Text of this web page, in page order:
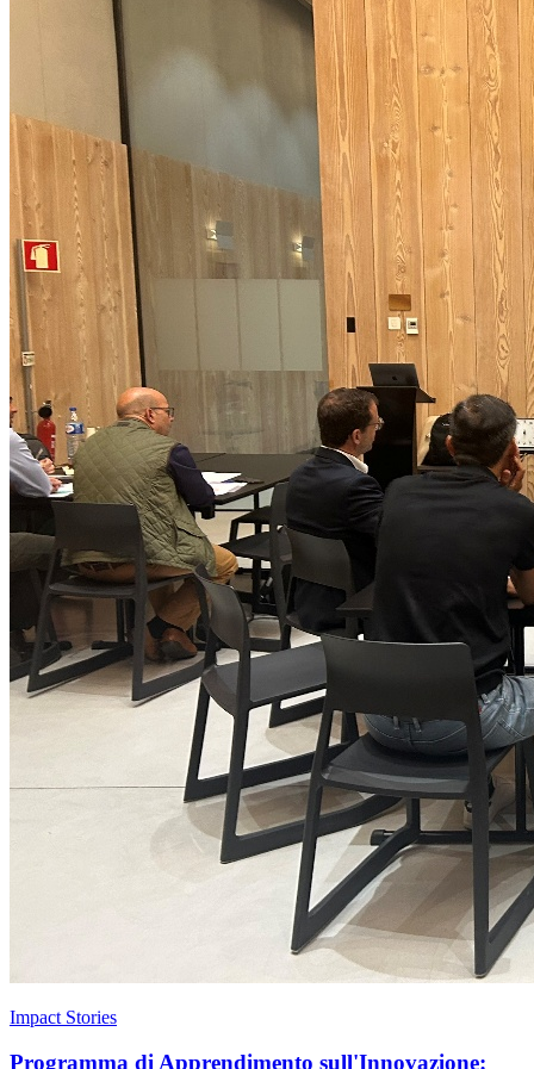
Impact Stories
Programma di Apprendimento sull'Innovazione: